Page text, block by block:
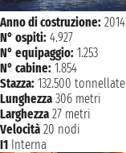
Anno di costruzione: 2014
N° ospiti: 4.927
N° equipaggio: 1.253
N° cabine: 1.854
Stazza: 132.500 tonnellate
Lunghezza 306 metri
Larghezza 27 metri
Velocità 20 nodi
I1 Interna